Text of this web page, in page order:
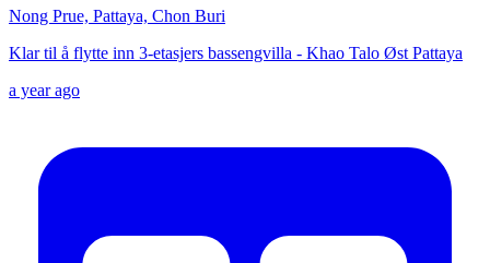
Nong Prue, Pattaya, Chon Buri
Klar til å flytte inn 3-etasjers bassengvilla - Khao Talo Øst Pattaya
a year ago